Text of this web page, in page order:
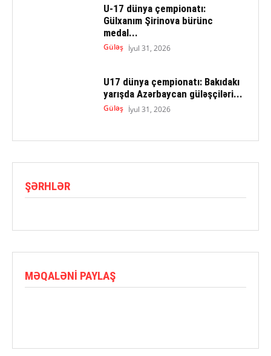
U-17 dünya çempionatı:
Gülxanım Şirinova bürünc
medal...
Güləş İyul 31, 2026
U17 dünya çempionatı: Bakıdakı
yarışda Azərbaycan güləşçiləri...
Güləş İyul 31, 2026
ŞƏRHLƏR
MƏQALƏNI PAYLAŞ